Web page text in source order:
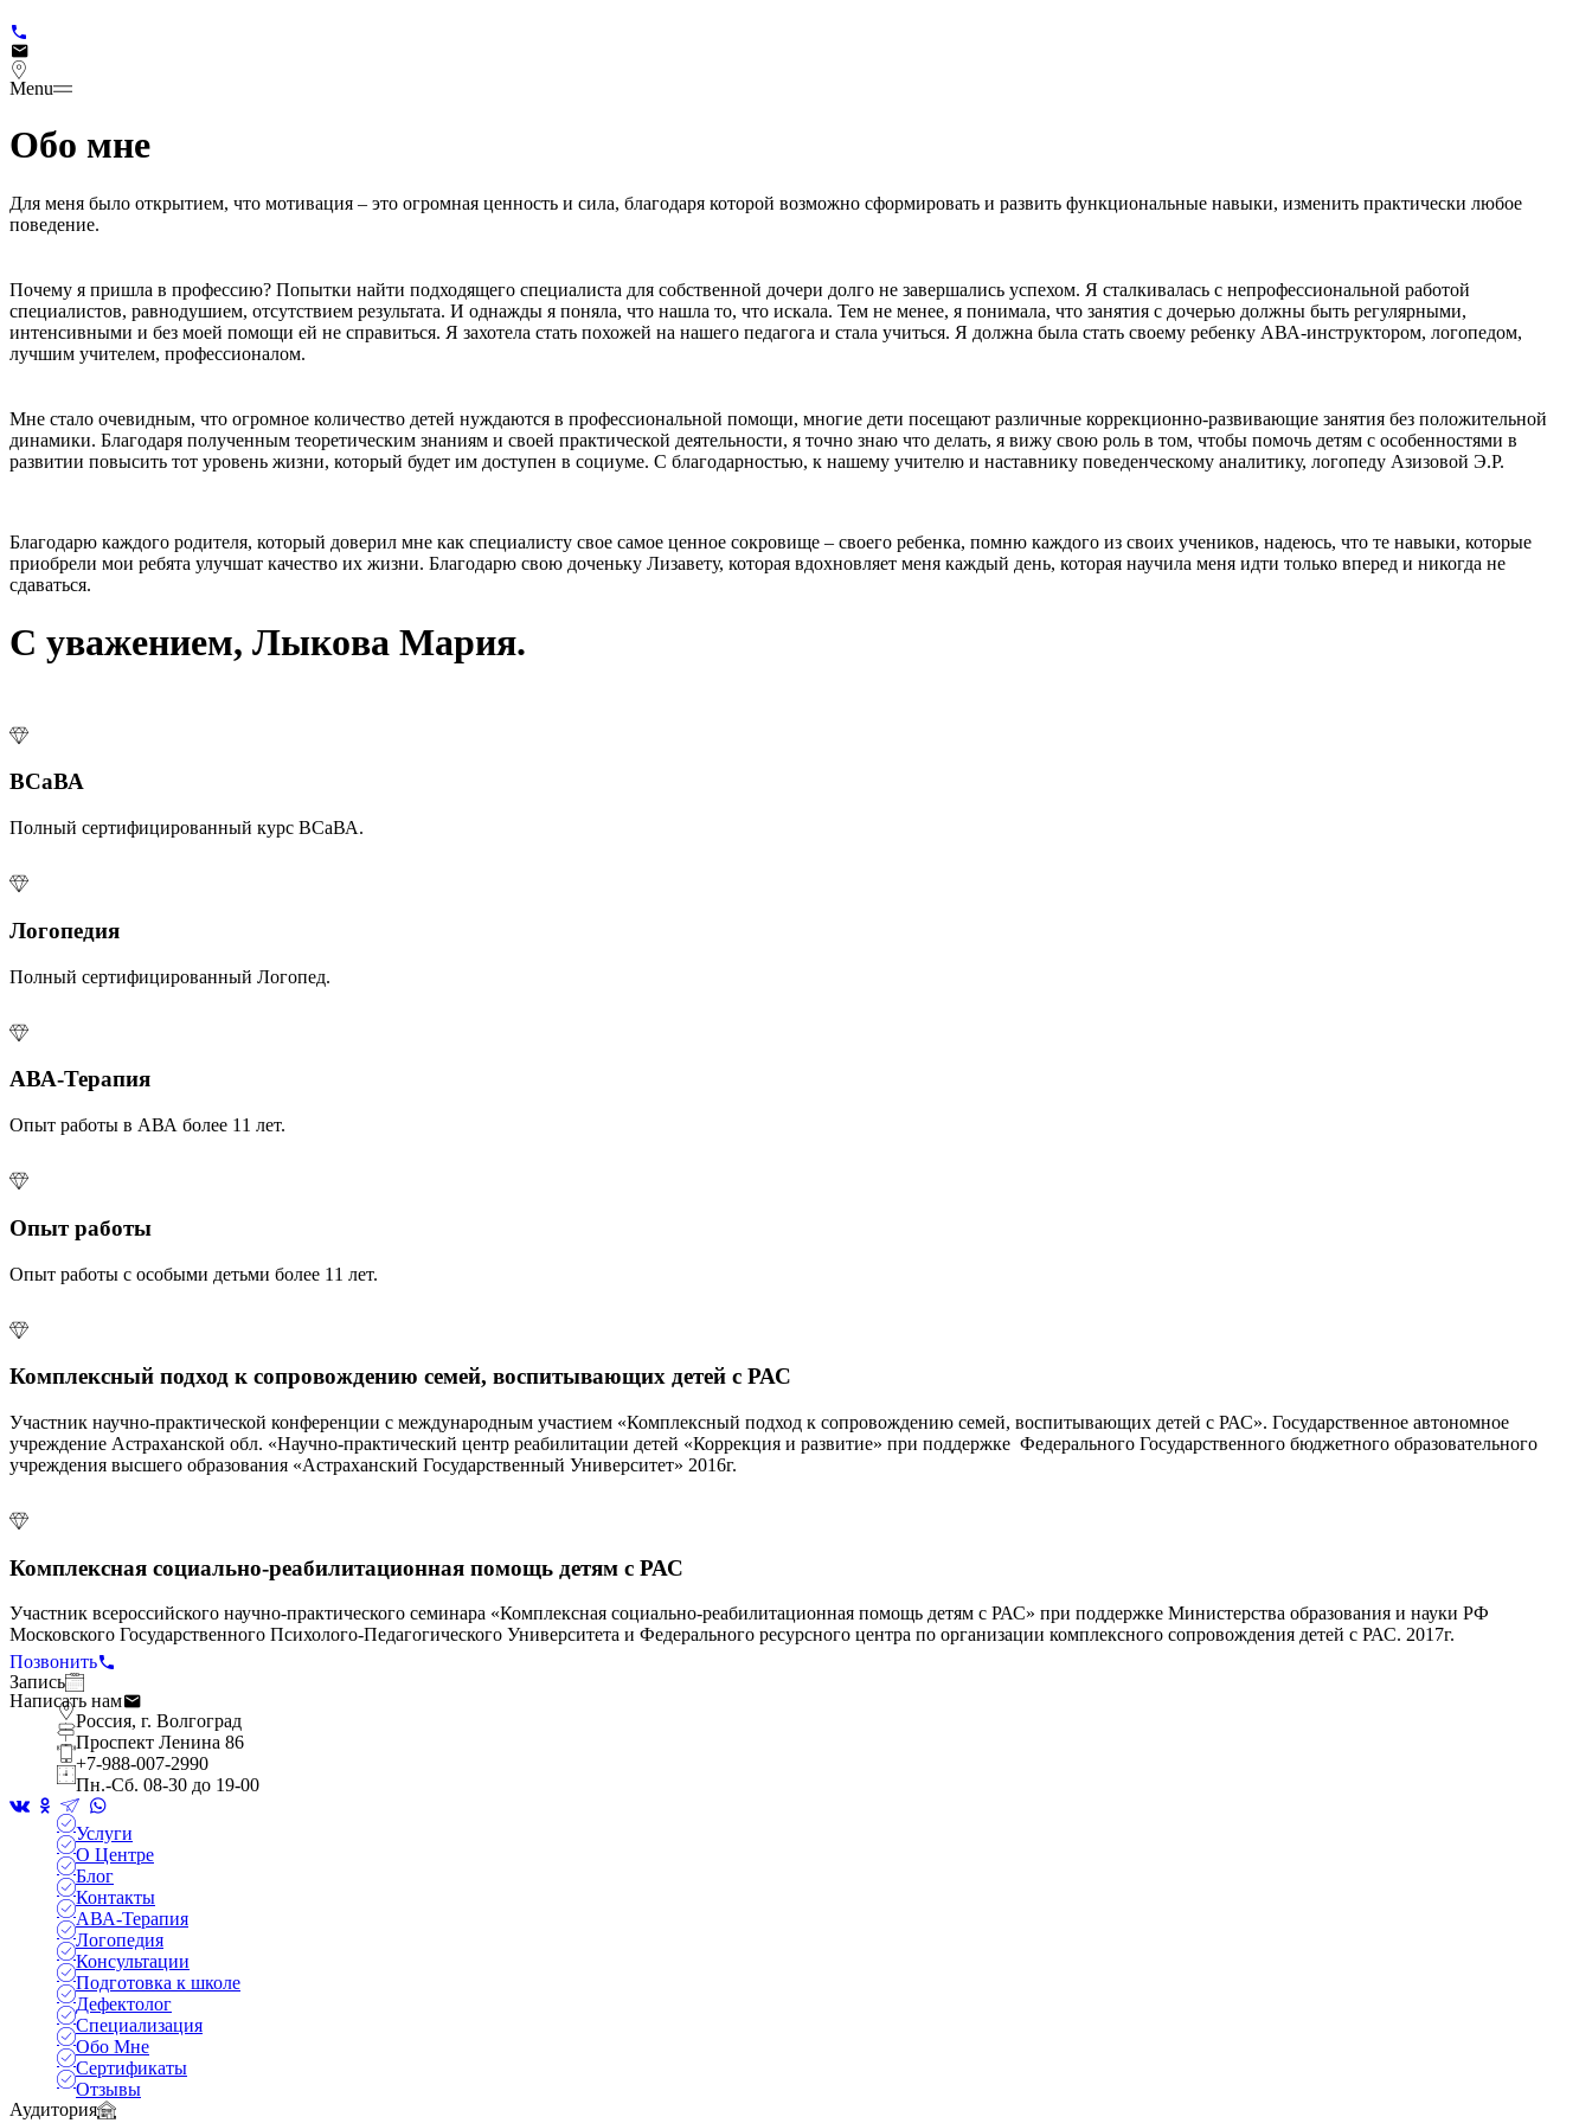
Menu
Обо мне
Для меня было открытием, что мотивация – это огромная ценность и сила, благодаря которой возможно сформировать и развить функциональные навыки, изменить практически любое
поведение.
Почему я пришла в профессию? Попытки найти подходящего специалиста для собственной дочери долго не завершались успехом. Я сталкивалась с непрофессиональной работой
специалистов, равнодушием, отсутствием результата. И однажды я поняла, что нашла то, что искала. Тем не менее, я понимала, что занятия с дочерью должны быть регулярными,
интенсивными и без моей помощи ей не справиться. Я захотела стать похожей на нашего педагога и стала учиться. Я должна была стать своему ребенку АВА-инструктором, логопедом,
лучшим учителем, профессионалом.
Мне стало очевидным, что огромное количество детей нуждаются в профессиональной помощи, многие дети посещают различные коррекционно-развивающие занятия без положительной
динамики. Благодаря полученным теоретическим знаниям и своей практической деятельности, я точно знаю что делать, я вижу свою роль в том, чтобы помочь детям с особенностями в
развитии повысить тот уровень жизни, который будет им доступен в социуме. С благодарностью, к нашему учителю и наставнику поведенческому аналитику, логопеду Азизовой Э.Р.
Благодарю каждого родителя, который доверил мне как специалисту свое самое ценное сокровище – своего ребенка, помню каждого из своих учеников, надеюсь, что те навыки, которые
приобрели мои ребята улучшат качество их жизни. Благодарю свою доченьку Лизавету, которая вдохновляет меня каждый день, которая научила меня идти только вперед и никогда не
сдаваться.
С уважением, Лыкова Мария.
ВСаВА
Полный сертифицированный курс ВСаВА.
Логопедия
Полный сертифицированный Логопед.
АВА-Терапия
Опыт работы в АВА более 11 лет.
Опыт работы
Опыт работы с особыми детьми более 11 лет.
Комплексный подход к сопровождению семей, воспитывающих детей с РАС
Участник научно-практической конференции с международным участием «Комплексный подход к сопровождению семей, воспитывающих детей с РАС». Государственное автономное
учреждение Астраханской обл. «Научно-практический центр реабилитации детей «Коррекция и развитие» при поддержке Федерального Государственного бюджетного образовательного
учреждения высшего образования «Астраханский Государственный Университет» 2016г.
Комплексная социально-реабилитационная помощь детям с РАС
Участник всероссийского научно-практического семинара «Комплексная социально-реабилитационная помощь детям с РАС» при поддержке Министерства образования и науки РФ
Московского Государственного Психолого-Педагогического Университета и Федерального ресурсного центра по организации комплексного сопровождения детей с РАС. 2017г.
Позвонить
Запись
Написать нам
Россия, г. Волгоград
Проспект Ленина 86
+7-988-007-2990
Пн.-Сб. 08-30 до 19-00
Услуги
О Центре
Блог
Контакты
АВА-Терапия
Логопедия
Консультации
Подготовка к школе
Дефектолог
Специализация
Обо Мне
Сертификаты
Отзывы
Аудитория